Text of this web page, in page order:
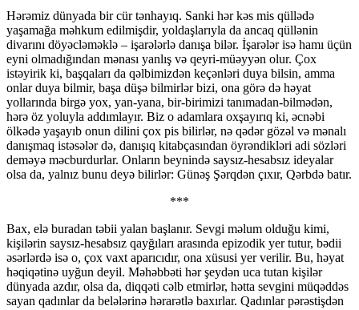
Hərəmiz dünyada bir cür tənhayıq. Sanki hər kəs mis qüllədə
yaşamağa məhkum edilmişdir, yoldaşlarıyla da ancaq qüllənin
divarını döyəcləməklə – işarələrlə danışa bilər. İşarələr isə hamı üçün
eyni olmadığından mənası yanlış və qeyri-müəyyən olur. Çox
istəyirik ki, başqaları da qəlbimizdən keçənləri duya bilsin, amma
onlar duya bilmir, başa düşə bilmirlər bizi, ona görə də həyat
yollarında birgə yox, yan-yana, bir-birimizi tanımadan-bilmədən,
hərə öz yoluyla addımlayır. Biz o adamlara oxşayırıq ki, əcnəbi
ölkədə yaşayıb onun dilini çox pis bilirlər, nə qədər gözəl və mənalı
danışmaq istəsələr də, danışıq kitabçasından öyrəndikləri adi sözləri
deməyə məcburdurlar. Onların beynində saysız-hesabsız ideyalar
olsa da, yalnız bunu deyə bilirlər: Günəş Şərqdən çıxır, Qərbdə batır.
***
Bax, elə buradan təbii yalan başlanır. Sevgi məlum olduğu kimi,
kişilərin saysız-hesabsız qayğıları arasında epizodik yer tutur, bədii
əsərlərdə isə o, çox vaxt aparıcıdır, ona xüsusi yer verilir. Bu, həyat
həqiqətinə uyğun deyil. Məhəbbəti hər şeydən uca tutan kişilər
dünyada azdır, olsa da, diqqəti cəlb etmirlər, hətta sevgini müqəddəs
sayan qadınlar da belələrinə hərarətlə baxırlar. Qadınlar pərəstişdən